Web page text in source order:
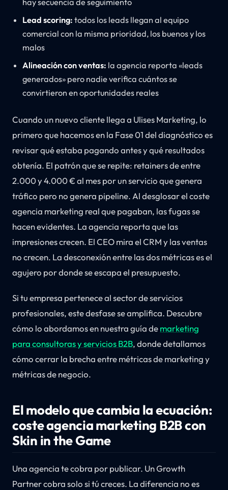
hay secuencia de seguimiento
Lead scoring: todos los leads llegan al equipo
comercial con la misma prioridad, los buenos y los
malos
Alineación con ventas: la agencia reporta «leads
generados» pero nadie verifica cuántos se
convirtieron en oportunidades reales
Cuando un nuevo cliente llega a Ulises Marketing, lo
primero que hacemos en la Fase 01 del diagnóstico es
revisar qué estaba pagando antes y qué resultados
obtenía. El patrón que se repite: retainers de entre
2.000 y 4.000 € al mes por un servicio que genera
tráfico pero no genera pipeline. Al desglosar el coste
agencia marketing real que pagaban, las fugas se
hacen evidentes. La agencia reporta que las
impresiones crecen. El CEO mira el CRM y las ventas
no crecen. La desconexión entre las dos métricas es el
agujero por donde se escapa el presupuesto.
Si tu empresa pertenece al sector de servicios
profesionales, este desfase se amplifica. Descubre
cómo lo abordamos en nuestra guía demarketing
para consultoras y servicios B2B, donde detallamos
cómo cerrar la brecha entre métricas de marketing y
métricas de negocio.
El modelo que cambia la ecuación:
coste agencia marketing B2B con
Skin in the Game
Una agencia te cobra por publicar. Un Growth
Partner cobra solo si tú creces. La diferencia no es